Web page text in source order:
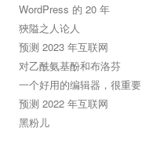
WordPress 的 20 年
狹隘之人论人
预测 2023 年互联网
对乙酰氨基酚和布洛芬
一个好用的编辑器，很重要
预测 2022 年互联网
黑粉儿